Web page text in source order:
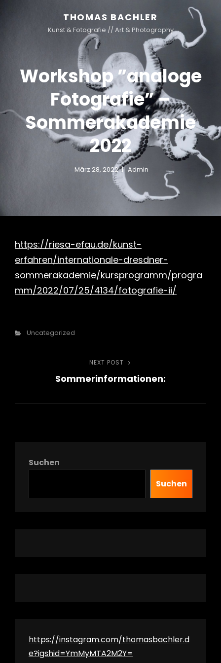
THOMAS BACHLER
Kunst & Fotografie // Art & Photography
Workshop ”analoge
Fotografie” –
Sommerakademie
2022
März 28, 2022 Admin
https://riesa-efau.de/kunst-
erfahren/internationale-dresdner-
sommerakademie/kursprogramm/progra
mm/2022/07/25/4134/fotografie-ii/
Categories
Uncategorized
Beitragsnavigation
Next
Post
NEXT POST
Sommerinformationen:
Suchen
Suchen
https://instagram.com/thomasbachler.d
e?igshid=YmMyMTA2M2Y=